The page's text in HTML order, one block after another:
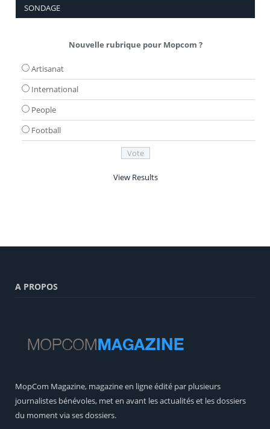
SONDAGE
Nouvelle rubrique pour Mopcom ?
Artisanat
International
People
Football
View Results
A PROPOS
MopCom Magazine, magazine en ligne édité par plusieurs
journalistes bénévoles, met en avant les actualités et les dossiers
du moment via ses dossiers.